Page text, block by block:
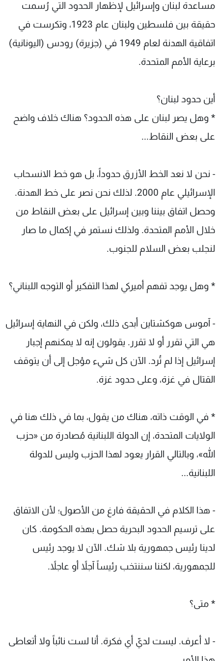
مساعدة لبنان وإسرائيل لإظهار الحدود التي رُسمت
حقيقة بين فلسطين ولبنان عام 1923، وتكرست في
اتفاقية الهدنة لعام 1949 في (جزيرة) رودس (اليونانية)
برعاية الأمم المتحدة.
أين حدود لبنان؟
* وهل يصر لبنان على هذه الحدود؟ هناك خلاف واضح
على بعض النقاط...
- نحن لا نعد الخط الأزرق حدوداً، بل هو خط الانسحاب
الإسرائيلي عام 2000. لذلك نحن نصر على خط الهدنة.
وحصل اتفاق بيننا وبين إسرائيل على بعض النقاط من
خلال الأمم المتحدة. ولذلك نستمر في إكمال ما صار
لنجلب بعض السلام للجنوب.
* وهل يوجد تفهم أميركي لهذا التفكير أو التوجه اللبناني؟
- آموس هوكشتاين أبدى ذلك، ولكن في النهاية إسرائيل
هي التي تقرر أو لا تقرر. يقولون إنه لا يمكنهم إجبار
إسرائيل إذا لم تُرد. الآن كل شيء مؤجل إلى أن يتوقف
القتال في غزة، وعلى حدود غزة.
* في الوقت ذاته، هناك من يقول، بما في ذلك هنا في
الولايات المتحدة، إن الدولة اللبنانية مُصادرة من «حزب
الله»، وبالتالي القرار يعود لهذا الحزب وليس للدولة
اللبنانية...
- هذا الكلام في الحقيقة فارغ من الأصول؛ لأن الاتفاق
على ترسيم الحدود البحرية حصل بهذه الحكومة. كان
لدينا رئيس جمهورية بلا شك. الآن لا يوجد رئيس
للجمهورية، لكننا سننتخب رئيساً آجلاً أو عاجلاً.
* متى؟
- لا أعرف. ليست لديّ أي فكرة. أنا لست نائباً ولا أتعاطى